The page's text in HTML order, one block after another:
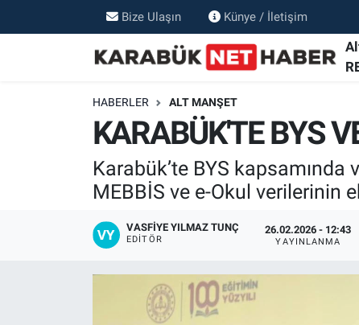
Bize Ulaşın Künye / İletişim
HABERLER ALT MANŞET
KARABÜK'TE BYS
Karabük’te BYS
MEBBİS ve e-Okul verilerinin
VASFIYE YILMAZ TUNÇ
EDITÖR
26.02.2026 - 12:43
YAYINLANMA